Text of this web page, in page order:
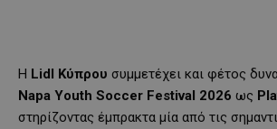
Η Lidl Κύπρου συμμετέχει και φέτος
Napa Youth Soccer Festival 2026 ως
στηρίζοντας έμπρακτα μία από τις